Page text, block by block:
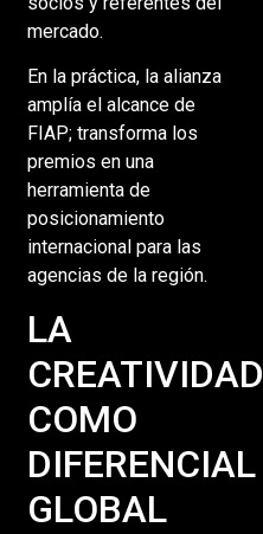
mercado.
En la práctica, la alianza
amplía el alcance de
FIAP; transforma los
premios en una
herramienta de
posicionamiento
internacional para las
agencias de la región.
LA
CREATIVIDAD
COMO
DIFERENCIAL
GLOBAL